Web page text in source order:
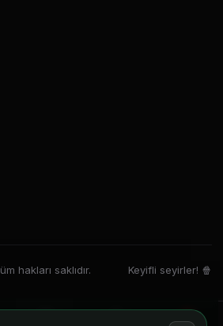
hakları saklıdır. Keyifli seyirler! 🍿